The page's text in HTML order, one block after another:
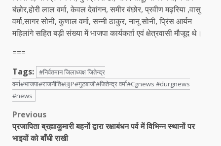
बंछोर,होरी लाल वर्मा, केवल देवांगन, समीर बंछोर, प्रवीण मढ़रिया ,वासु
वर्मा,सागर सोनी, कुणाल वर्मा, सन्नी ठाकुर, नानू सोनी, प्रिंस आर्यन
महिलांगे सहित बड़ी संख्या में भाजपा कार्यकर्ता एवं क्षेत्रवासी मौजूद थे।
===
Tags: #निर्वतमान जिलाध्यक्ष जितेन्द्र
वर्मा#भाजपा#राजनीति#BJP#गुटबाजी#जितेन्द्र वर्मा#Cgnews #durgnews
#news
Post
navigation
Previous
प्रजापिता ब्रह्माकुमारी बहनों द्वारा रक्षाबंधन पर्व में विभिन्न स्थानों पर
भाइयों को बाँधी राखी